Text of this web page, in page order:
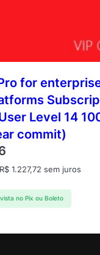
for
Level 14
commit)
R$ 1.227,72 sem juros
no Pix ou Boleto